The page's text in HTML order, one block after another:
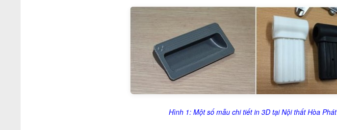
Hình 1: Một số mẫu chi tiết in 3D tại Nội thất Hòa Phát